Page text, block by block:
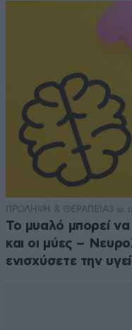
ΠΡΟΛΗΨΗ & ΘΕΡΑΠΕΙΑ3 ω.
Το μυαλό μπορεί
και οι μύες –
ενισχύσετε την